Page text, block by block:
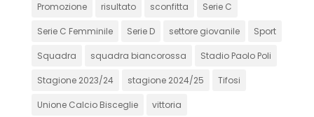
Promozione risultato sconfitta Serie C
Serie C Femminile Serie D settore giovanile Sport
Squadra squadra biancorossa Stadio Paolo Poli
Stagione 2023/24 stagione 2024/25 Tifosi
Unione Calcio Bisceglie vittoria